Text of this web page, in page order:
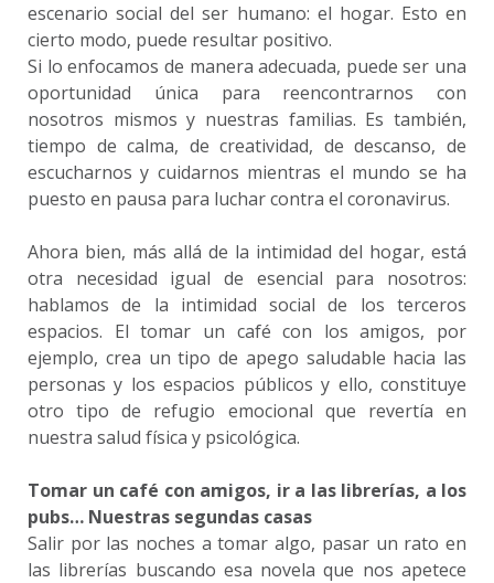
escenario social del ser humano: el hogar. Esto en
cierto modo, puede resultar positivo.
Si lo enfocamos de manera adecuada, puede ser una
oportunidad única para reencontrarnos con
nosotros mismos y nuestras familias. Es también,
tiempo de calma, de creatividad, de descanso, de
escucharnos y cuidarnos mientras el mundo se ha
puesto en pausa para luchar contra el coronavirus.
Ahora bien, más allá de la intimidad del hogar, está
otra necesidad igual de esencial para nosotros:
hablamos de la intimidad social de los terceros
espacios. El tomar un café con los amigos, por
ejemplo, crea un tipo de apego saludable hacia las
personas y los espacios públicos y ello, constituye
otro tipo de refugio emocional que revertía en
nuestra salud física y psicológica.
Tomar un café con amigos, ir a las librerías, a los
pubs… Nuestras segundas casas
Salir por las noches a tomar algo, pasar un rato en
las librerías buscando esa novela que nos apetece